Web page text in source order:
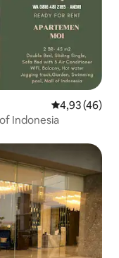
Évaluation
4,93 (46)
Indonesia